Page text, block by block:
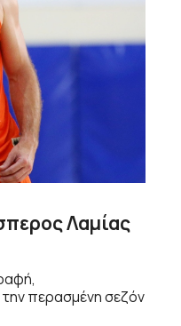
Λαμίας
περασμένη σεζόν